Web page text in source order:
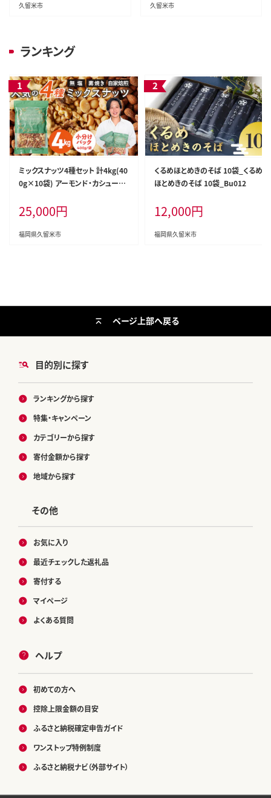
久留米市 久留米市
ランキング
ミックスナッツ4種セット 計4kg(40
0g×10袋) アーモンド・カシューナ
a538
25,000円
福岡県久留米市
くるめほとめきのそば 10袋_くるめ
ほとめきのそば 10袋_Bu012
12,000円
福岡県久留米市
目的別に探す
ランキングから探す
特集・キャンペーン
カテゴリーから探す
寄付金額から探す
地域から探す
その他
お気に入り
最近チェックした返礼品
寄付する
マイページ
よくある質問
ヘルプ
初めての方へ
控除上限金額の目安
ふるさと納税確定申告ガイド
ワンストップ特例制度
ふるさと納税ナビ（外部サイト）
ページ上部へ戻る